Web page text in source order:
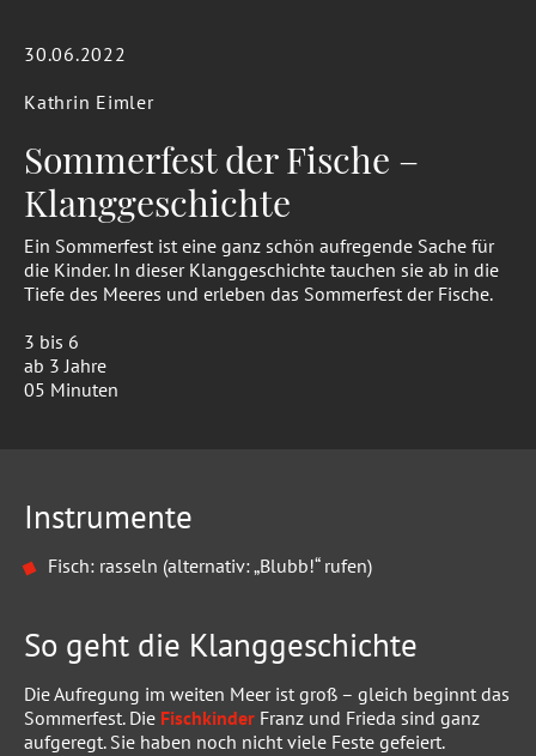
30.06.2022
Kathrin Eimler
Sommerfest der Fische –
Klanggeschichte
Ein Sommerfest ist eine ganz schön aufregende Sache für
die Kinder. In dieser Klanggeschichte tauchen sie ab in die
Tiefe des Meeres und erleben das Sommerfest der Fische.
3 bis 6
ab 3 Jahre
05 Minuten
Instrumente
Fisch: rasseln (alternativ: „Blubb!“ rufen)
So geht die Klanggeschichte
Die Aufregung im weiten Meer ist groß – gleich beginnt das
Sommerfest. Die Fischkinder Franz und Frieda sind ganz
aufgeregt. Sie haben noch nicht viele Feste gefeiert.